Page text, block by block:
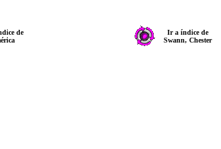
de
Ir a índice de
Swann, Chester